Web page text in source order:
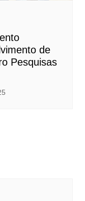
de
Pesquisas